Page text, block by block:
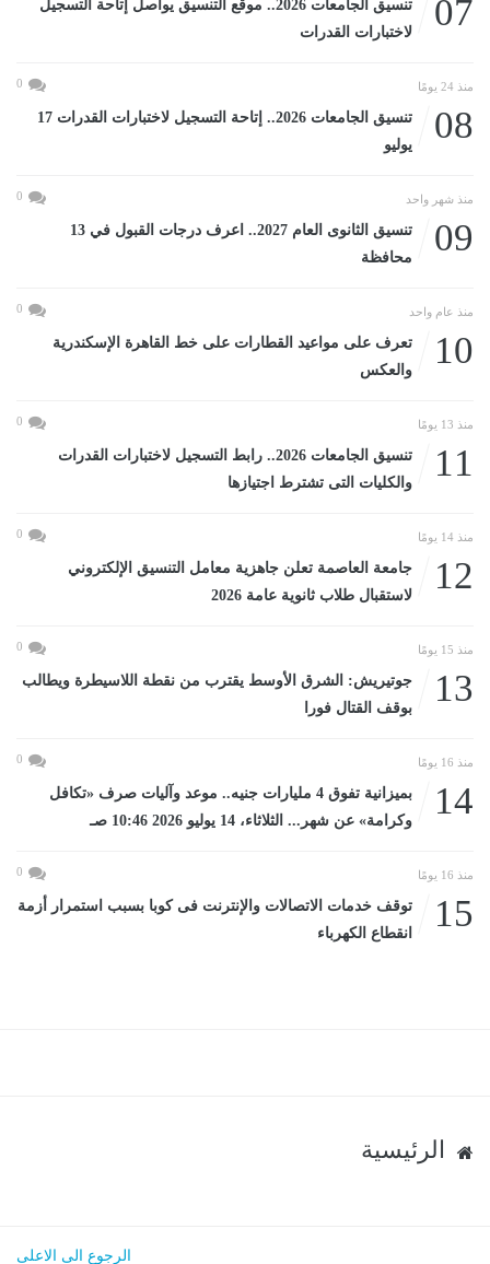
07
تنسيق الجامعات 2026.. موقع التنسيق يواصل إتاحة التسجيل
لاختبارات القدرات
منذ 24 يومًا 0
08
تنسيق الجامعات 2026.. إتاحة التسجيل لاختبارات القدرات 17
يوليو
منذ شهر واحد 0
09
تنسيق الثانوى العام 2027.. اعرف درجات القبول في 13
محافظة
منذ عام واحد 0
10
تعرف على مواعيد القطارات على خط القاهرة الإسكندرية
والعكس
منذ 13 يومًا 0
11
تنسيق الجامعات 2026.. رابط التسجيل لاختبارات القدرات
والكليات التى تشترط اجتيازها
منذ 14 يومًا 0
12
جامعة العاصمة تعلن جاهزية معامل التنسيق الإلكتروني
لاستقبال طلاب ثانوية عامة 2026
منذ 15 يومًا 0
13
جوتيريش: الشرق الأوسط يقترب من نقطة اللاسيطرة ويطالب
بوقف القتال فورا
منذ 16 يومًا 0
14
بميزانية تفوق 4 مليارات جنيه.. موعد وآليات صرف «تكافل
وكرامة» عن شهر... الثلاثاء، 14 يوليو 2026 10:46 صـ
منذ 16 يومًا 0
15
توقف خدمات الاتصالات والإنترنت فى كوبا بسبب استمرار أزمة
انقطاع الكهرباء
الرئيسية
الرجوع الى الاعلى